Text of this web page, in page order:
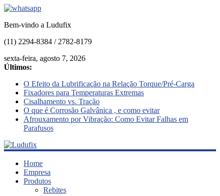
Bem-vindo a Ludufix
(11) 2294-8384 / 2782-8179
sexta-feira, agosto 7, 2026
Últimos:
O Efeito da Lubrificação na Relação Torque/Pré-Carga
Fixadores para Temperaturas Extremas
Cisalhamento vs. Tração
O que é Corrosão Galvânica , e como evitar
Afrouxamento por Vibração: Como Evitar Falhas em
Parafusos
Ludufix
Fixadores
Home
Empresa
Produtos
Rebites